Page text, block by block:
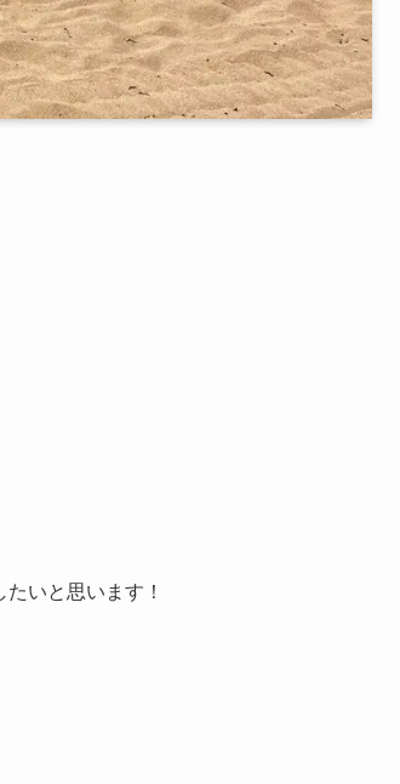
いと思います！